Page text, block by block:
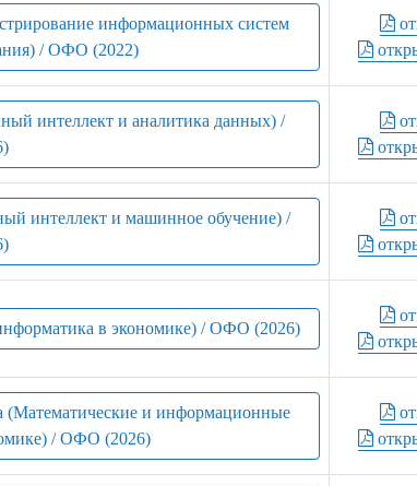
информационных систем
/ ОФО (2022)
интеллект и аналитика данных) /
интеллект и машинное обучение) /
в экономике) / ОФО (2026)
(Математические и информационные
/ ОФО (2026)